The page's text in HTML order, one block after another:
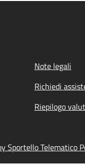
Note legali
Richiedi
Riepilogo
Sportello Telematico